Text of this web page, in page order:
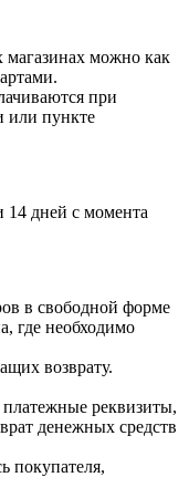
магазинах можно как
при
или пункте
14 дней с момента
в свободной форме
где необходимо
возврату.
платежные реквизиты,
денежных средств
покупателя,